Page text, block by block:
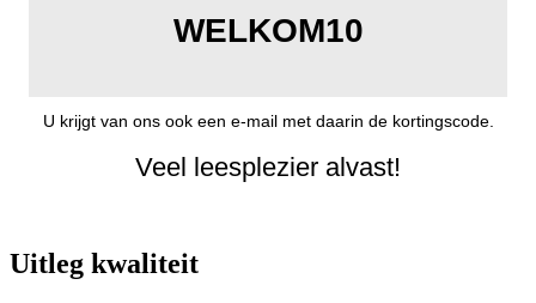
WELKOM10
U krijgt van ons ook een e-mail met daarin de kortingscode.
Veel leesplezier alvast!
Uitleg kwaliteit